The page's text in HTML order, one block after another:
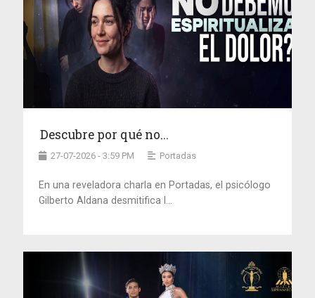
Descubre por qué no...
27-07-2026 - 3:59 PM Portadas
En una reveladora charla en Portadas, el psicólogo
Gilberto Aldana desmitifica l...